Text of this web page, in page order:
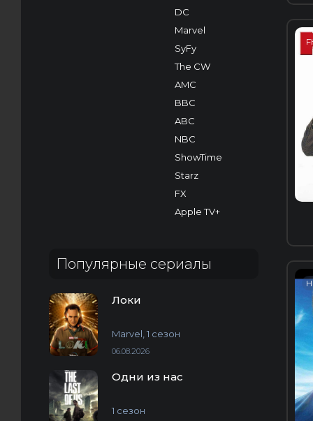
DC
Marvel
SyFy
The CW
AMC
BBC
ABC
NBC
ShowTime
Starz
FX
Apple TV+
Популярные сериалы
Локи
Marvel, 1 сезон
06.08.2026
Одни из нас
1 сезон